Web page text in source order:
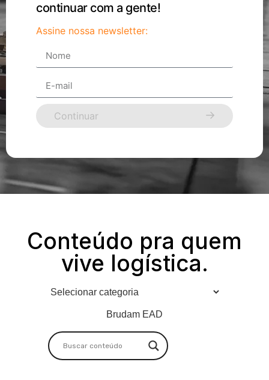
continuar com a gente!
Assine nossa newsletter:
Continuar
Conteúdo pra quem
vive logística.
Brudam EAD